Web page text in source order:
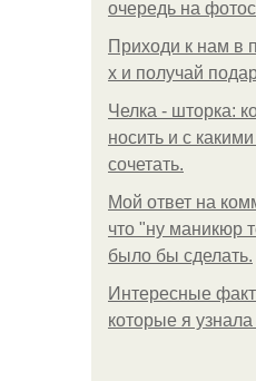
очередь на
Приходи к нам в
х и получай
Челка - шторка:
носить и с
сочетать.
Мой ответ на
что "ну маникюр
было бы сделать.
Интересные
которые я